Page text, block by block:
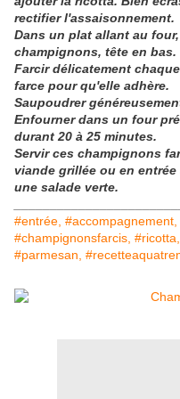
rectifierl'assaisonnement.
Dans un plat allant au
champignons, tête en bas.
Farcir délicatement
farce pour qu'elle adhère.
Saupoudrer
Enfourner dans un four
durant 20 à 25 minutes.
Servir ces champignons
viande grillée ou en entrée
une salade verte.
#entrée,
#champignonsfarcis,
#parmesan,